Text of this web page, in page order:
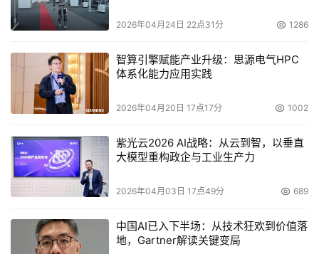
2026年04月24日 22点31分 1286
智算引擎赋能产业升级：思源电气HPC
体系化能力应用实践
2026年04月20日 17点17分 1002
紫光云2026 AI战略：从云到智，以垂直
大模型重构政企与工业生产力
2026年04月03日 17点49分 689
中国AI已入下半场：从技术狂欢到价值落
地，Gartner解读关键变局